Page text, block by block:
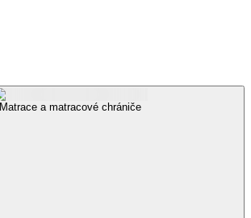
Matrace a matracové chrániče